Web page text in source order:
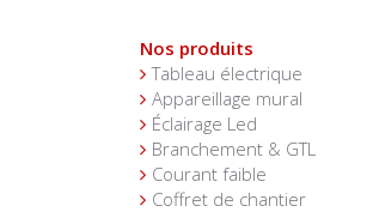
Nos produits
Tableau électrique
Appareillage mural
Éclairage Led
Branchement & GTL
Courant faible
Coffret de chantier